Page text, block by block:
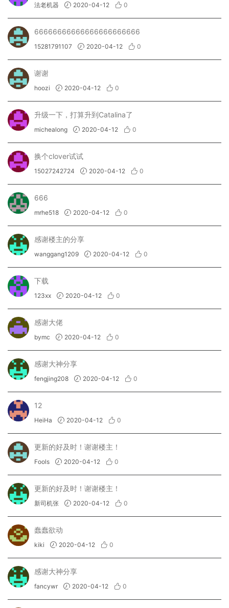
法老机器 2020-04-12 0
66666666666666666666666
15281791107 2020-04-12 0
谢谢
hoozi 2020-04-12 0
升级一下，打算升到Catalina了
michealong 2020-04-12 0
换个clover试试
15027242724 2020-04-12 0
666
mrhe518 2020-04-12 0
感谢楼主的分享
wanggang1209 2020-04-12 0
下载
123xx 2020-04-12 0
感谢大佬
bymc 2020-04-12 0
感谢大神分享
fengjing208 2020-04-12 0
12
HeiHa 2020-04-12 0
更新的好及时！谢谢楼主！
Fools 2020-04-12 0
更新的好及时！谢谢楼主！
新司机张 2020-04-12 0
蠢蠢欲动
kiki 2020-04-12 0
感谢大神分享
fancywr 2020-04-12 0